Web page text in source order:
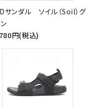
ンダル ソイル（Soil）グ
円(税込)